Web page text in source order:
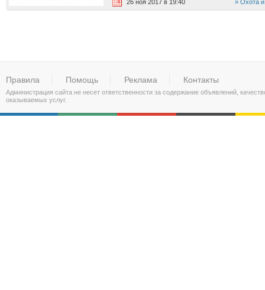
26 ноя 2017 в 19:40 Охота
Правила Помощь Реклама Контакты
Администрация сайта не несет ответственности за содержание объявлений,
оказываемых услуг.